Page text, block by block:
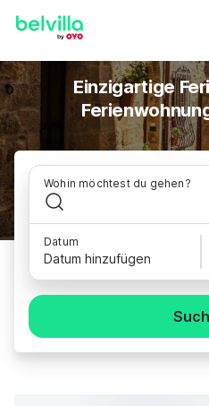
Einzigartige
Wohin möchtest du gehen?
Datum
Datum hinzufügen